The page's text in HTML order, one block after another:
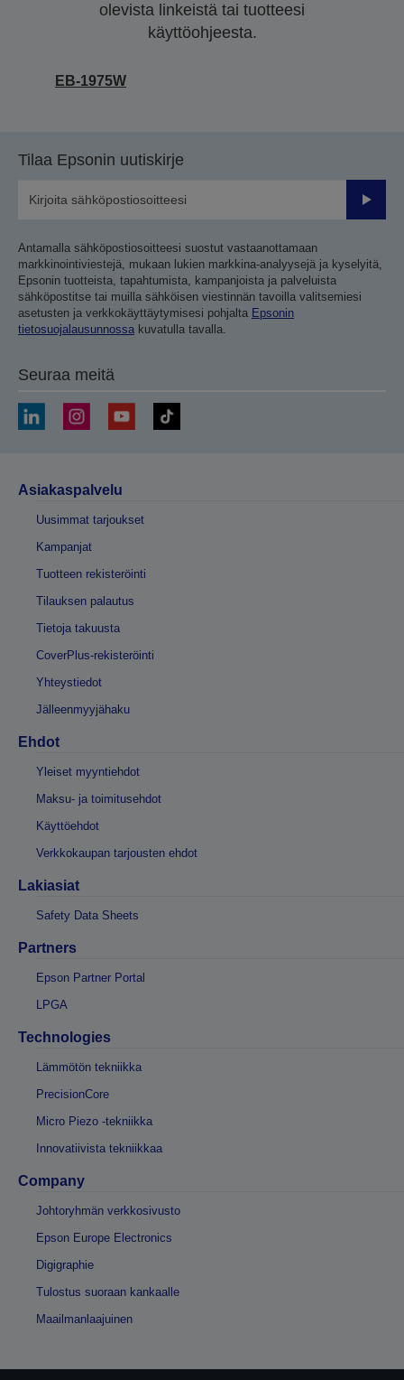
olevista linkeistä tai tuotteesi
käyttöohjeesta.
EB-1975W
Tilaa Epsonin uutiskirje
Lähetä
Antamalla sähköpostiosoitteesi suostut vastaanottamaan
markkinointiviestejä, mukaan lukien markkina-analyysejä ja kyselyitä,
Epsonin tuotteista, tapahtumista, kampanjoista ja palveluista
sähköpostitse tai muilla sähköisen viestinnän tavoilla valitsemiesi
asetusten ja verkkokäyttäytymisesi pohjalta Epsonin
tietosuojalausunnossa kuvatulla tavalla.
Seuraa meitä
Asiakaspalvelu
Uusimmat tarjoukset
Kampanjat
Tuotteen rekisteröinti
Tilauksen palautus
Tietoja takuusta
CoverPlus-rekisteröinti
Yhteystiedot
Jälleenmyyjähaku
Ehdot
Yleiset myyntiehdot
Maksu- ja toimitusehdot
Käyttöehdot
Verkkokaupan tarjousten ehdot
Lakiasiat
Safety Data Sheets
Partners
Epson Partner Portal
LPGA
Technologies
Lämmötön tekniikka
PrecisionCore
Micro Piezo -tekniikka
Innovatiivista tekniikkaa
Company
Johtoryhmän verkkosivusto
Epson Europe Electronics
Digigraphie
Tulostus suoraan kankaalle
Maailmanlaajuinen